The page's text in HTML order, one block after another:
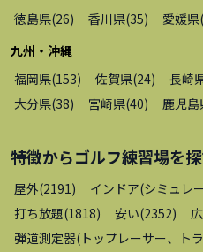
徳島県(26) 香川県(35) 愛媛県(
九州・沖縄
福岡県(153) 佐賀県(24) 長崎
大分県(38) 宮崎県(40) 鹿児島
特徴からゴルフ練習場を
屋外(2191 ) インドア(シミュレ
打ち放題(1818) 安い(2352)
弾道測定器(トップレーサー、ト